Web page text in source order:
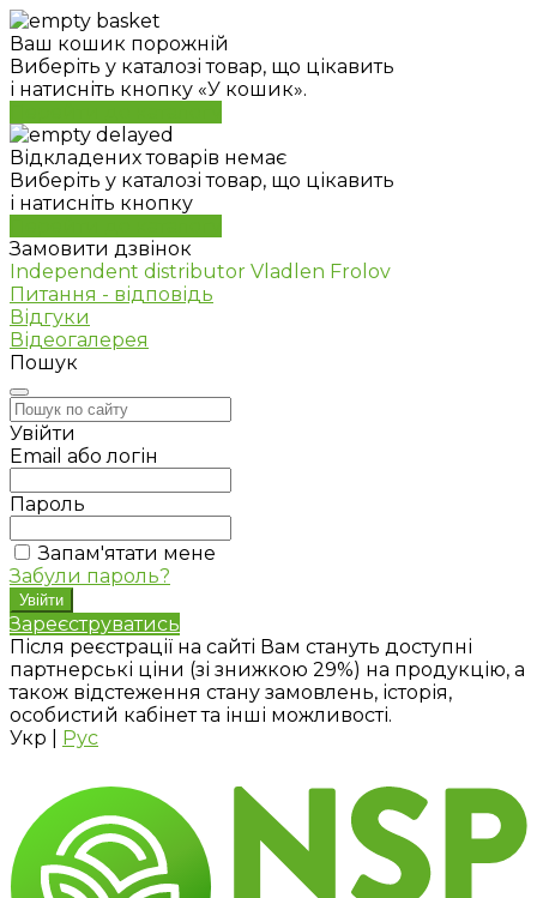
Ваш кошик порожній
Виберіть у каталозі товар, що цікавить
і натисніть кнопку «У кошик».
Відкладених товарів немає
Виберіть у каталозі товар, що цікавить
і натисніть кнопку
Замовити дзвінок
Independent distributor Vladlen Frolov
Питання - відповідь
Відгуки
Відеогалерея
Пошук
Увійти
Email або логін
Пароль
Запам'ятати мене
Забули пароль?
Зареєструватись
Після реєстрації на сайті Вам стануть доступні
партнерські ціни (зі знижкою 29%) на продукцію, а
також відстеження стану замовлень, історія,
особистий кабінет та інші можливості.
Укр
Рус